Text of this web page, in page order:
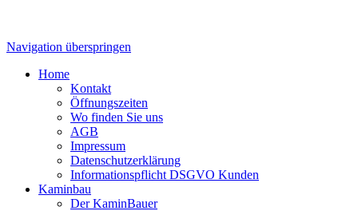
Navigation überspringen
Home
Kontakt
Öffnungszeiten
Wo finden Sie uns
AGB
Impressum
Datenschutzerklärung
Informationspflicht DSGVO Kunden
Kaminbau
Der KaminBauer